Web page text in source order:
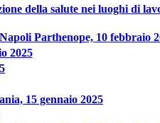
della salute nei luoghi di
Parthenope, 10 febbraio
2025
15 gennaio 2025